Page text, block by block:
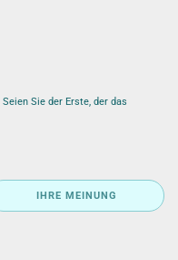
Sie der Erste, der das
IHRE MEINUNG